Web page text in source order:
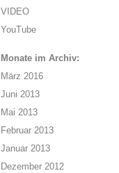
VIDEO
YouTube
Monate im Archiv:
März 2016
Juni 2013
Mai 2013
Februar 2013
Januar 2013
Dezember 2012